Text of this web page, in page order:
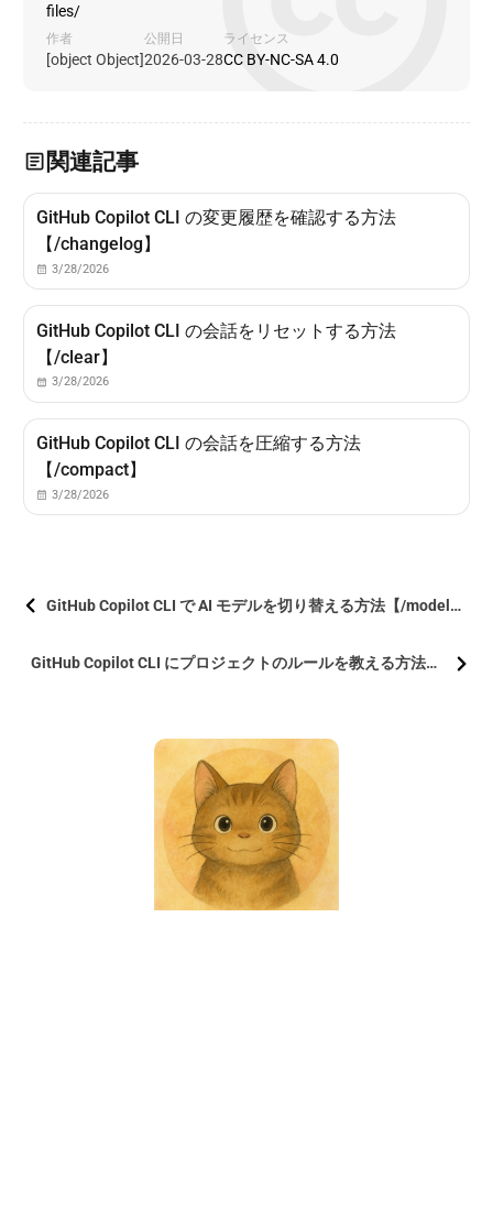
files/
作者
[object Object]
公開日
2026-03-28
ライセンス
CC BY-NC-SA 4.0
関連記事
GitHub Copilot CLI の変更履歴を確認する方法
【/changelog】
3/28/2026
GitHub Copilot CLI の会話をリセットする方法
【/clear】
3/28/2026
GitHub Copilot CLI の会話を圧縮する方法
【/compact】
3/28/2026
GitHub Copilot CLI で AI モデルを切り替える方法【/model】
GitHub Copilot CLI にプロジェクトのルールを教える方法【/init】